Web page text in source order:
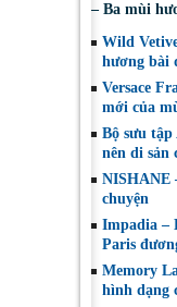
– Ba mùi
nắng ấm
Wild
hương bài
Versace
mới của
Bộ sưu
nên di sản
NISHANE
chuyện
Impadia –
Paris
Memory
hình dạng